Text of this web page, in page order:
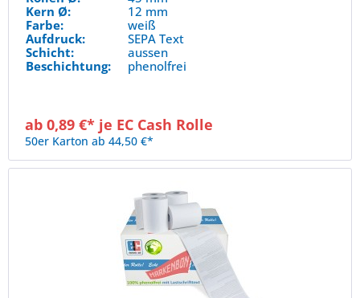
Kern Ø:
12 mm
Farbe:
weiß
Aufdruck:
SEPA Text
Schicht:
aussen
Beschichtung:
phenolfrei
ab 0,89 €* je EC Cash Rolle
50er Karton ab 44,50 €*